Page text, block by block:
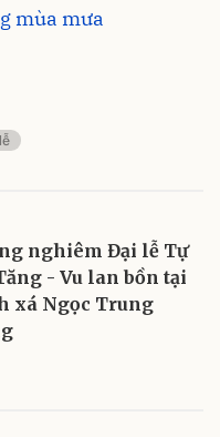
mùa mưa
nghiêm Đại lễ Tự
- Vu lan bồn tại
xá Ngọc Trung